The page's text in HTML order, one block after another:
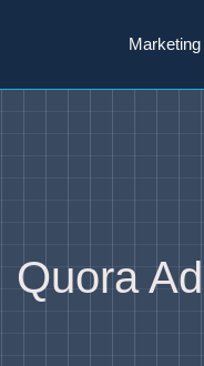
Marketing
Quora